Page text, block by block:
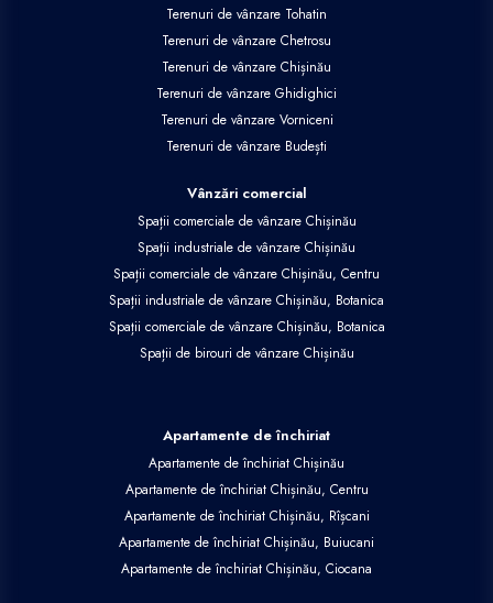
Terenuri de vânzare Tohatin
Terenuri de vânzare Chetrosu
Terenuri de vânzare Chișinău
Terenuri de vânzare Ghidighici
Terenuri de vânzare Vorniceni
Terenuri de vânzare Budești
Vânzări comercial
Spații comerciale de vânzare Chișinău
Spații industriale de vânzare Chișinău
Spații comerciale de vânzare Chișinău, Centru
Spații industriale de vânzare Chișinău, Botanica
Spații comerciale de vânzare Chișinău, Botanica
Spații de birouri de vânzare Chișinău
Apartamente de închiriat
Apartamente de închiriat Chișinău
Apartamente de închiriat Chișinău, Centru
Apartamente de închiriat Chișinău, Rîșcani
Apartamente de închiriat Chișinău, Buiucani
Apartamente de închiriat Chișinău, Ciocana